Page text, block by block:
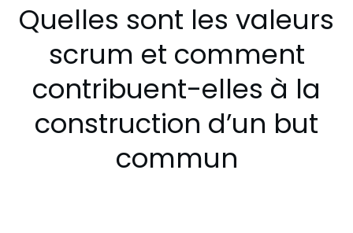
Quelles sont les valeurs
scrum et comment
contribuent-elles à la
construction d’un but
commun